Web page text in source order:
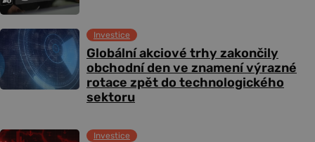
Globální akciové trhy zakončily
obchodní den ve znamení výrazné
rotace zpět do technologického
sektoru
Investice
Investice